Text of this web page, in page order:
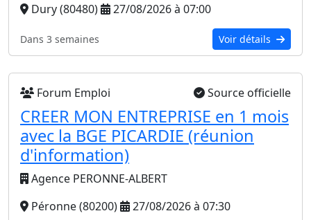
Dury (80480)
27/08/2026 à 07:00
Dans 3 semaines Voir détails
Forum Emploi Source officielle
CREER MON ENTREPRISE en 1 mois
avec la BGE PICARDIE (réunion
d'information)
Agence PERONNE-ALBERT
Péronne (80200)
27/08/2026 à 07:30